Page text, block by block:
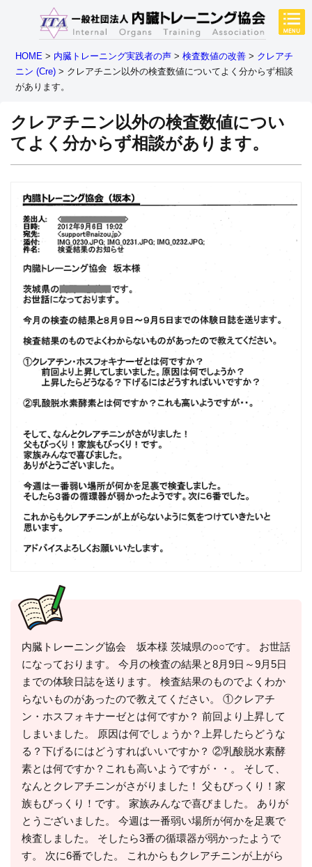
HOME > 内臓トレーニング実践者の声 >検査数値の改善 > クレアチ
ニン (Cre) > クレアチニン以外の検査数値についてよく分からず相談
があります。
クレアチニン以外の検査数値につい
てよく分からず相談があります。
内臓トレーニング協会 坂本様 茨城県の○○です。 お世話
になっております。 今月の検査の結果と8月9日～9月5日
までの体験日誌を送ります。 検査結果のものでよくわか
らないものがあったので教えてください。 ①クレアチ
ン・ホスフォキナーゼとは何ですか？ 前回より上昇して
しまいました。 原因は何でしょうか？上昇したらどうな
る？下げるにはどうすればいいですか？ ②乳酸脱水素酵
素とは何ですか？これも高いようですが・・。 そして、
なんとクレアチニンがさがりました！ 父もびっくり！家
族もびっくり！です。 家族みんなで喜びました。 ありが
とうございました。 今週は一番弱い場所が何かを足裏で
検査しました。 そしたら3番の循環器が弱かったようで
す。 次に6番でした。 これからもクレアチニンが上がら